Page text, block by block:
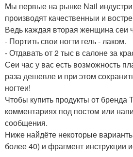
Мы первые на рынке Nail
производят качественныи и
Ведь каждая вторая женщина сеи
- Портить свои ногти гель - лаком.
- Отдавать от 2 тыс в салоне за
Сеи час у вас есть возможность
раза дешевле и при этом
ногтеи!
Чтобы купить продукты от бренда
комментариях под постом или
сообщения.
Ниже найдёте некоторые
более 40) и фрагмент инструкции